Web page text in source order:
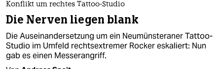
Konflikt um rechtes Tattoo-Studio
Die Nerven liegen blank
Die Auseinandersetzung um ein Neumünsteraner Tattoo-
Studio im Umfeld rechtsextremer Rocker eskaliert: Nun
gab es einen Messerangriff.